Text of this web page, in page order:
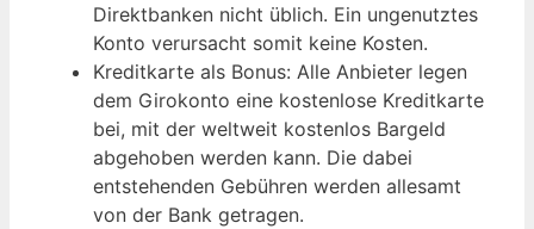
Direktbanken nicht üblich. Ein ungenutztes
Konto verursacht somit keine Kosten.
Kreditkarte als Bonus: Alle Anbieter legen
dem Girokonto eine kostenlose Kreditkarte
bei, mit der weltweit kostenlos Bargeld
abgehoben werden kann. Die dabei
entstehenden Gebühren werden allesamt
von der Bank getragen.